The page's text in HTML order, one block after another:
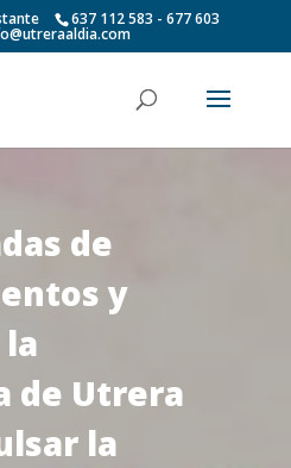
637 112 583 - 677 603
de
y
de Utrera
la